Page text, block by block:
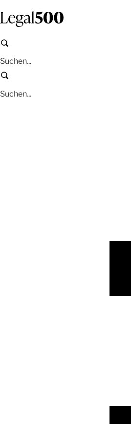
Inhalt
springen
Suchen
Suchen